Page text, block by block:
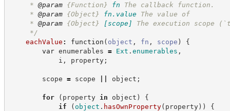
* @param {Function} fn
The callback function.
* @param {Object} fn.value The value of
* @param {Object} [scope]
The execution scope
*/
eachValue : function ( object , fn , scope )
{
var enumerables = Ext .enumerables ,
i , property ;
scope = scope object ;
for ( property in object )
{
if
( object . hasOwnProperty( property) )
{